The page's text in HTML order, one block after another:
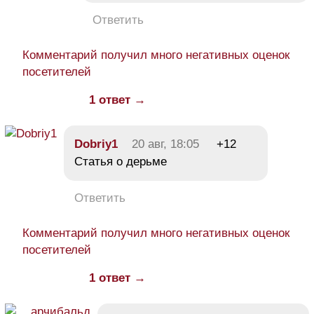
Ответить
Комментарий получил много негативных оценок
посетителей
1 ответ →
Dobriy1 20 авг, 18:05
+12
Статья о дерьме
Ответить
Комментарий получил много негативных оценок
посетителей
1 ответ →